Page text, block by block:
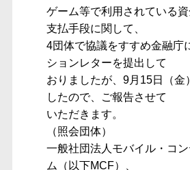
ゲーム等で利用されている
支払手段に関して、
4団体で協議をすすめ金融庁
ションレターを提出して
おりましたが、9月15日（金
したので、ご報告させて
いただきます。
（照会団体）
一般社団法人モバイル・コ
ム（以下MCF）、